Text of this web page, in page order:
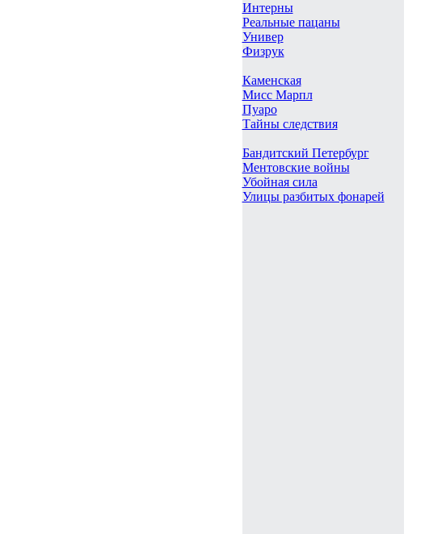
Интерны
Реальные пацаны
Универ
Физрук
Каменская
Мисс Марпл
Пуаро
Тайны следствия
Бандитский Петербург
Ментовские войны
Убойная сила
Улицы разбитых фонарей